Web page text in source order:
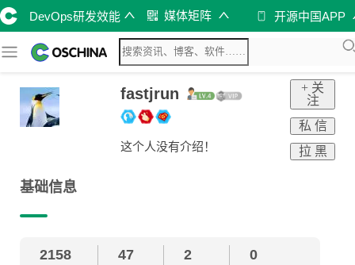
DevOps研发效能 媒体矩阵 开源中国APP
fastjrun
这个人没有介绍！
+ 关
注
私 信
拉 黑
基础信息
2158 47 2 0